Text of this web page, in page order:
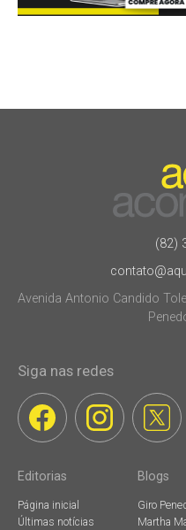
(82)
Avenida Antonio Candido
Siga nas redes
Editorias
Página inicial
Últimas notícias
Blogs
Giro
Martha